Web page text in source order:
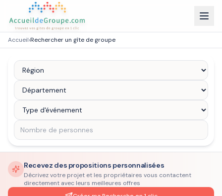
Accueil›Rechercher un gîte de groupe
Recevez des propositions personnalisées
Décrivez votre projet et les propriétaires vous contactent
directement avec leurs meilleures offres